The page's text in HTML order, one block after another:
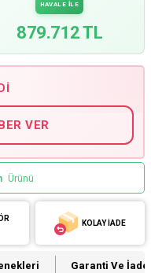
HAVALE İLE
879.712 TL
VER
Ürünü
KOLAY İADE
Garanti Ve İade